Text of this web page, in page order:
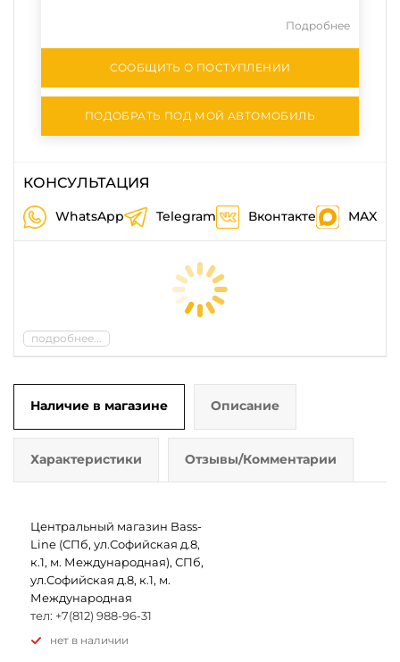
Подробнее
СООБЩИТЬ О ПОСТУПЛЕНИИ
ПОДОБРАТЬ ПОД МОЙ АВТОМОБИЛЬ
КОНСУЛЬТАЦИЯ
WhatsApp Telegram Вконтакте MAX
подробнее...
Наличие в магазине Описание
Характеристики Отзывы/Комментарии
Центральный магазин Bass-
Line (СПб, ул.Софийская д.8,
к.1, м. Международная), СПб,
ул.Софийская д.8, к.1, м.
Международная
тел: +7(812) 988-96-31
Нет в наличии